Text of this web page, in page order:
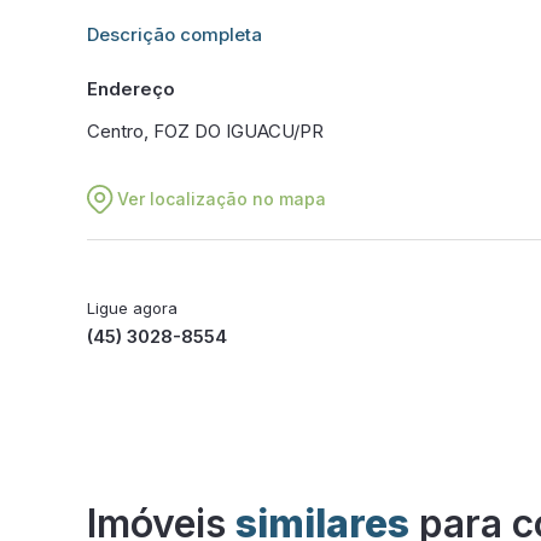
Informações adicionais sobre este imóvel estarão
Descrição completa
Endereço
Centro, FOZ DO IGUACU/PR
Ver localização no mapa
Ligue agora
(45) 3028-8554
Imóveis similares para